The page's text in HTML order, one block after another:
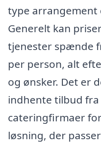
type arrangement
Generelt kan
tjenester spænde
per person, alt
og ønsker. Det er
indhente tilbud
cateringfirmaer
løsning, der